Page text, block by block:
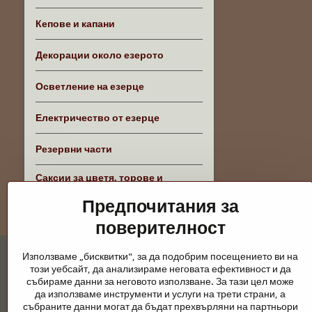
Кепове и капани
Декорации около езерото
Осветление на езерце
Електричество от езерце
Резервни части
Саксии за цветя, торове и
Предпочитания за
поверителност
Използваме „бисквитки", за да подобрим посещението ви на
този уебсайт, да анализираме неговата ефективност и да
събираме данни за неговото използване. За тази цел може
да използваме инструменти и услуги на трети страни, а
събраните данни могат да бъдат прехвърляни на партньори